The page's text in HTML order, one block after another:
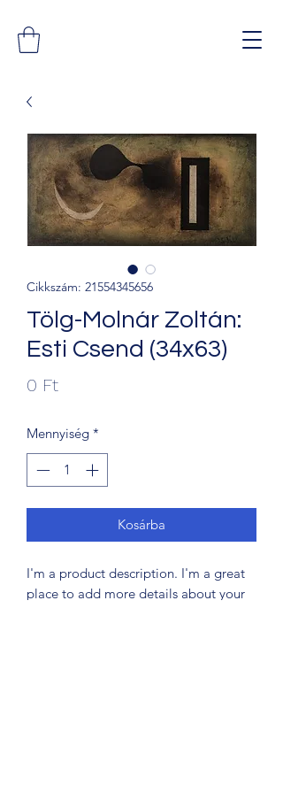
Cikkszám: 21554345656
Tölg-Molnár Zoltán:
Esti Csend (34x63)
0 FtÁr
Mennyiség *
Kosárba
I'm a product description. I'm a great
place to add more details about your